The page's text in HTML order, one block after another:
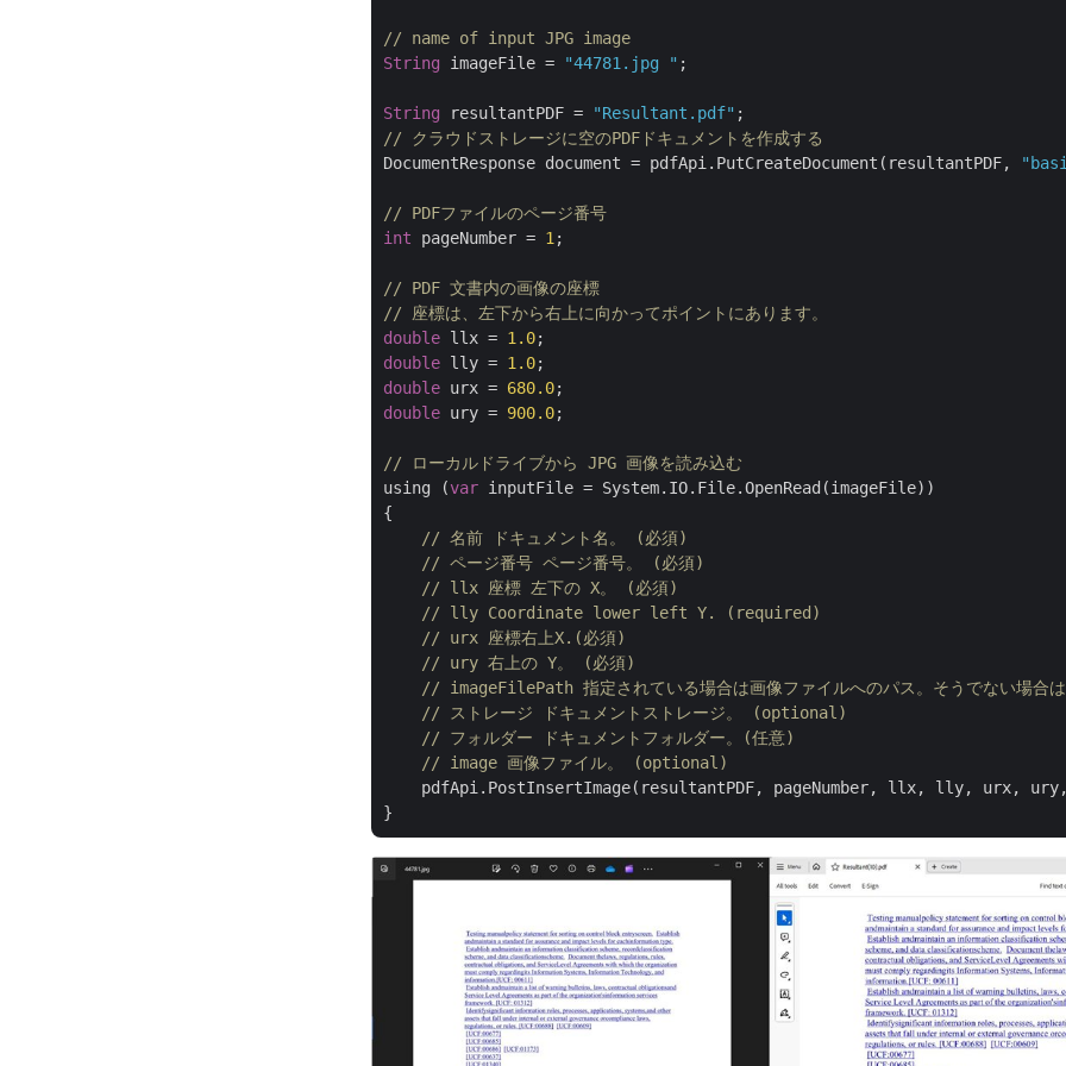
// name of input JPG image
String imageFile = "44781.jpg " ;
String resultantPDF = "Resultant.pdf"
// クラウドストレージに空のPDFドキュメントを作成する
DocumentResponse document = pdfApi.PutCreateDocument(resultantPDF,
// PDFファイルのページ番号
int pageNumber = 1 ;
// PDF 文書内の画像の座標
// 座標は、左下から右上に向かってポイントにあります。
double llx = 1.0
double lly = 1.0
double urx = 680.0
double ury = 900.0;
// ローカルドライブから JPG 画像を読み込む
using (var inputFile = System.IO.File.OpenRead(imageFile))
{
// 名前 ドキュメント名。 (必須)
// ページ番号 ページ番号。 (必須)
// llx 座標 左下の X。 (必須)
// lly Coordinate lower left Y. (required)
// urx 座標右上X.(必須)
// ury 右上の Y。 (必須)
// imageFilePath 指定されている場合は画像ファイルへのパス。そうでない場合は
// ストレージ ドキュメントストレージ。 (optional)
// フォルダー ドキュメントフォルダー。(任意)
// image 画像ファイル。 (optional)
pdfApi.PostInsertImage(resultantPDF, pageNumber, llx, lly, urx,